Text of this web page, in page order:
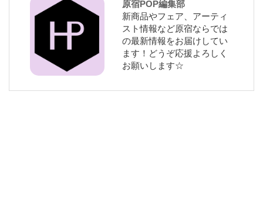
原宿POP編集部
新商品やフェア、アーティ
スト情報など原宿ならでは
の最新情報をお届けしてい
ます！どうぞ応援よろしく
お願いします☆